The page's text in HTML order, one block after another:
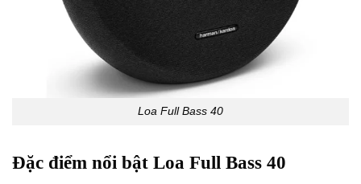
Loa Full Bass 40
Đặc điểm nổi bật Loa Full Bass 40